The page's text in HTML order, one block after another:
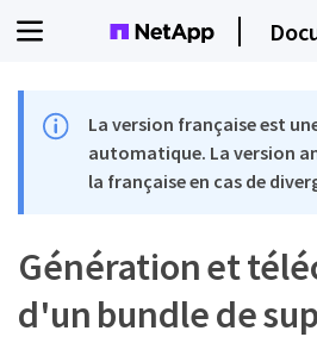
La version française est
automatique. La version
la française en cas de
Génération et
d'un bundle de